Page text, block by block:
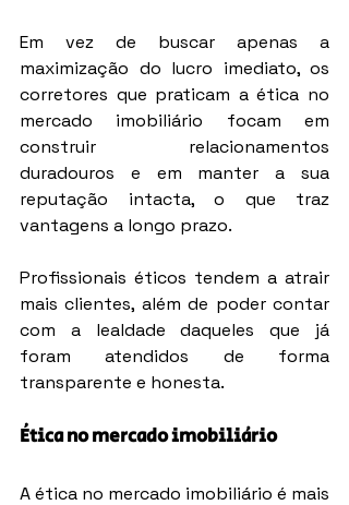
Em vez de buscar apenas a
maximização do lucro imediato, os
corretores que praticam a ética no
mercado imobiliário focam em
construir relacionamentos
duradouros e em manter a sua
reputação intacta, o que traz
vantagens a longo prazo.
Profissionais éticos tendem a atrair
mais clientes, além de poder contar
com a lealdade daqueles que já
foram atendidos de forma
transparente e honesta.
Ética no mercado imobiliário
A ética no mercado imobiliário é mais